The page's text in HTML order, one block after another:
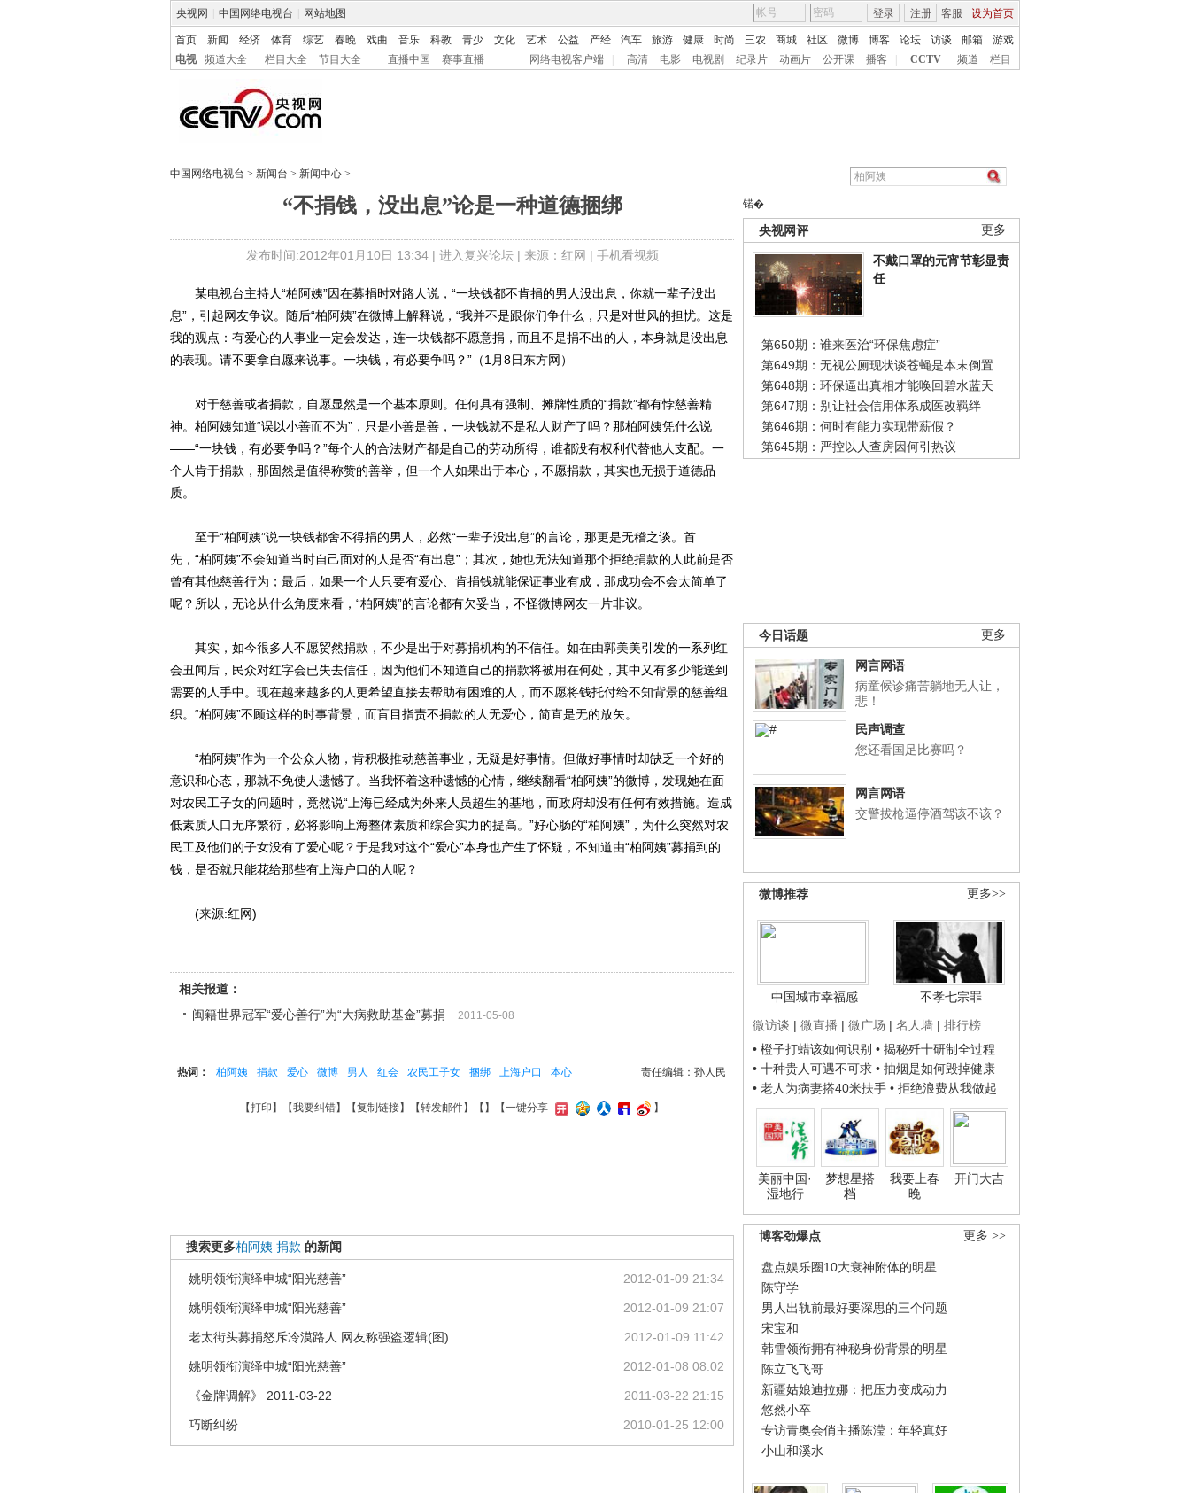
央视网 中国网络电视台 网站地图 客服 设为首页
登录 注册
首页 新闻 经济 体育 综艺 春晚 戏曲 音乐 科教 青少 文化 艺术 公益 产经 汽车 旅游 健康 时尚 三农 商城 社区 微博 博客 论坛 访谈 邮箱
游戏
电视
频道大全 栏目大全 节目大全 直播中国 赛事直播 网络电视客户端 高清 电影 电视剧 纪录片 动画片 公开课 播客 CCTV 频道 栏目
中国网络电视台 > 新闻台 > 新闻中心 >
“不捐钱，没出息”论是一种道德捆绑
发布时间:2012年01月10日 13:34 | 进入复兴论坛| 来源：红网 | 手机看视频
锘�
更多
央视网评
不戴口罩的元宵节彰显责
任
第650期：谁来医治“环保焦虑症”
第649期：无视公厕现状谈苍蝇是本末倒置
第648期：环保逼出真相才能唤回碧水蓝天
第647期：别让社会信用体系成医改羁绊
第646期：何时有能力实现带薪假？
第645期：严控以人查房因何引热议
更多
今日话题
网言网语
病童候诊痛苦躺地无人让，
悲！
民声调查
您还看国足比赛吗？
网言网语
交警拔枪逼停酒驾该不该？
更多>>
微博推荐
中国城市幸福感
不孝七宗罪
微访谈 | 微直播 | 微广场 | 名人墙 | 排行榜
• 橙子打蜡该如何识别 • 揭秘歼十研制全过程
• 十种贵人可遇不可求 • 抽烟是如何毁掉健康
• 老人为病妻搭40米扶手 • 拒绝浪费从我做起
美丽中国·
湿地行
梦想星搭
档
我要上春
晚
开门大吉
更多 >>
博客劲爆点
盘点娱乐圈10大衰神附体的明星
陈守学
男人出轨前最好要深思的三个问题
宋宝和
韩雪领衔拥有神秘身份背景的明星
陈立飞飞哥
新疆姑娘迪拉娜：把压力变成动力
悠然小卒
专访青奥会俏主播陈滢：年轻真好
小山和溪水
某电视台主持人“柏阿姨”因在募捐时对路人说，“一块钱都不肯捐的男人没出息，你就一辈子没出
息”，引起网友争议。随后“柏阿姨”在微博上解释说，“我并不是跟你们争什么，只是对世风的担忧。这是
我的观点：有爱心的人事业一定会发达，连一块钱都不愿意捐，而且不是捐不出的人，本身就是没出息
的表现。请不要拿自愿来说事。一块钱，有必要争吗？”（1月8日东方网）
对于慈善或者捐款，自愿显然是一个基本原则。任何具有强制、摊牌性质的“捐款”都有悖慈善精
神。柏阿姨知道“误以小善而不为”，只是小善是善，一块钱就不是私人财产了吗？那柏阿姨凭什么说
——“一块钱，有必要争吗？”每个人的合法财产都是自己的劳动所得，谁都没有权利代替他人支配。一
个人肯于捐款，那固然是值得称赞的善举，但一个人如果出于本心，不愿捐款，其实也无损于道德品
质。
至于“柏阿姨”说一块钱都舍不得捐的男人，必然“一辈子没出息”的言论，那更是无稽之谈。首
先，“柏阿姨”不会知道当时自己面对的人是否“有出息”；其次，她也无法知道那个拒绝捐款的人此前是否
曾有其他慈善行为；最后，如果一个人只要有爱心、肯捐钱就能保证事业有成，那成功会不会太简单了
呢？所以，无论从什么角度来看，“柏阿姨”的言论都有欠妥当，不怪微博网友一片非议。
其实，如今很多人不愿贸然捐款，不少是出于对募捐机构的不信任。如在由郭美美引发的一系列红
会丑闻后，民众对红字会已失去信任，因为他们不知道自己的捐款将被用在何处，其中又有多少能送到
需要的人手中。现在越来越多的人更希望直接去帮助有困难的人，而不愿将钱托付给不知背景的慈善组
织。“柏阿姨”不顾这样的时事背景，而盲目指责不捐款的人无爱心，简直是无的放矢。
“柏阿姨”作为一个公众人物，肯积极推动慈善事业，无疑是好事情。但做好事情时却缺乏一个好的
意识和心态，那就不免使人遗憾了。当我怀着这种遗憾的心情，继续翻看“柏阿姨”的微博，发现她在面
对农民工子女的问题时，竟然说“上海已经成为外来人员超生的基地，而政府却没有任何有效措施。造成
低素质人口无序繁衍，必将影响上海整体素质和综合实力的提高。”好心肠的“柏阿姨”，为什么突然对农
民工及他们的子女没有了爱心呢？于是我对这个“爱心”本身也产生了怀疑，不知道由“柏阿姨”募捐到的
钱，是否就只能花给那些有上海户口的人呢？
(来源:红网)
相关报道：
闽籍世界冠军“爱心善行”为“大病救助基金”募捐
2011-05-08
责任编辑：孙人民
热词： 柏阿姨 捐款 爱心 微博 男人 红会 农民工子女 捆绑 上海户口 本心
【打印 】【我要纠错】【复制链接】【转发邮件】【 】 【一键分享 】
搜索更多柏阿姨 捐款 的新闻
2012-01-09 21:34
姚明领衔演绎申城“阳光慈善”
2012-01-09 21:07
姚明领衔演绎申城“阳光慈善”
2012-01-09 11:42
老太街头募捐怒斥冷漠路人 网友称强盗逻辑(图)
2012-01-08 08:02
姚明领衔演绎申城“阳光慈善”
2011-03-22 21:15
《金牌调解》 2011-03-22
2010-01-25 12:00
巧断纠纷